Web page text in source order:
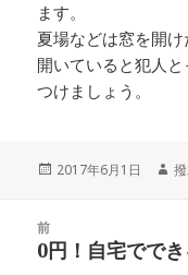
ます。
夏場などは窓を開
開いていると犯人
つけましょう。
投
2017年6月1日
作
前
前
0円！自宅でで